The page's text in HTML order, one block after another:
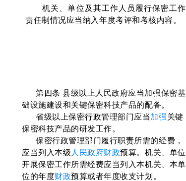
机关、单位及其工作人员履行保密工作
责任制情况应当纳入年度考评和考核内容。
第四条 县级以上人民政府应当加强保密基
础设施建设和关键保密科技产品的配备。
省级以上保密行政管理部门应当加强关键
保密科技产品的研发工作。
保密行政管理部门履行职责所需的经费，
应当列入本级 人民政府财政预算。机关、单位
开展保密工作所需经费应当列入本机关、本单
位的年度财政预算或者年度收支计划。